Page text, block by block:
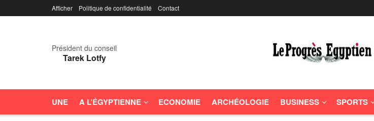
Afficher Politique de confidentialité Contact
Président du conseil
Tarek Lotfy
UNE A L’ÉGYPTIENNE ECONOMIE ARCHÉOLOGIE BUSINESS SPORTS